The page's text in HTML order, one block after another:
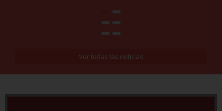
Ver todas las noticias